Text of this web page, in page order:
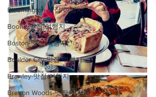
Bloomington-맛집/여행지
Boone-맛집/여행지
Boston-맛집/여행지
Boulder City-맛집/여행지
Brawley-맛집/여행지
Bretton Woods-맛집/여행지